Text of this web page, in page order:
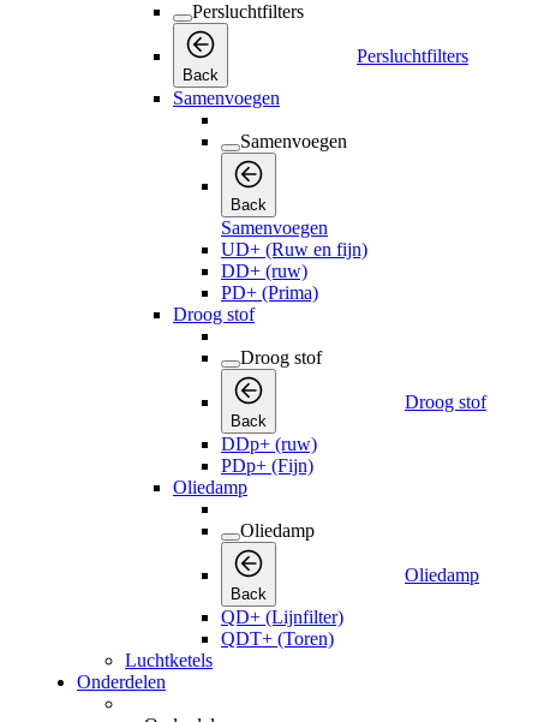
Persluchtfilters
Back
Persluchtfilters
Samenvoegen
Samenvoegen
Back
Samenvoegen
UD+ (Ruw en fijn)
DD+ (ruw)
PD+ (Prima)
Droog stof
Droog stof
Back
Droog stof
DDp+ (ruw)
PDp+ (Fijn)
Oliedamp
Oliedamp
Back
Oliedamp
QD+ (Lijnfilter)
QDT+ (Toren)
Luchtketels
Onderdelen